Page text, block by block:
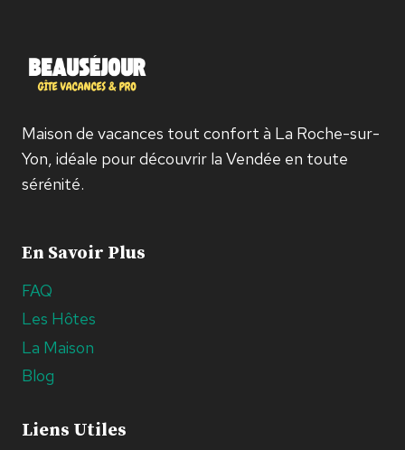
Maison de vacances tout confort à La Roche-sur-
Yon, idéale pour découvrir la Vendée en toute
sérénité.
En Savoir Plus
FAQ
Les Hôtes
La Maison
Blog
Liens Utiles